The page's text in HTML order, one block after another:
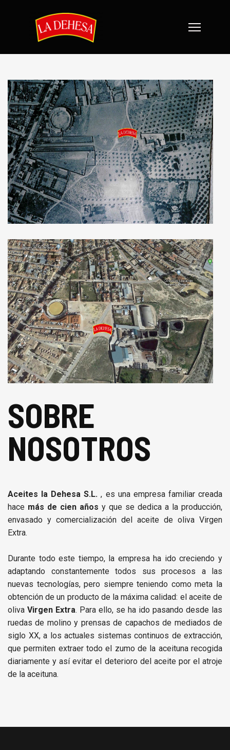
SOBRE
NOSOTROS
Aceites la Dehesa S.L., es una empresa familiar creada
hace más de cien años y que se dedica a la producción,
envasado y comercialización del aceite de oliva Virgen
Extra.
Durante todo este tiempo, la empresa ha ido creciendo y
adaptando constantemente todos sus procesos a las
nuevas tecnologías, pero siempre teniendo como meta la
obtención de un producto de la máxima calidad: el aceite de
oliva Virgen Extra. Para ello, se ha ido pasando desde las
ruedas de molino y prensas de capachos de mediados de
siglo XX, a los actuales sistemas continuos de extracción,
que permiten extraer todo el zumo de la aceituna recogida
diariamente y así evitar el deterioro del aceite por el atroje
de la aceituna.